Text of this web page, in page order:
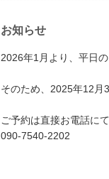
お知らせ
2026年1月より、平日
そのため、2025年12月
ご予約は直接お電話に
090-7540-2202